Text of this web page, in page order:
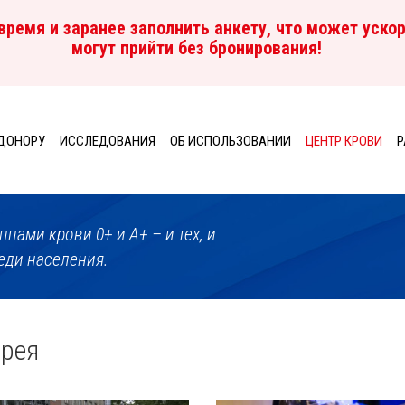
и заранее заполнить анкету, что может
могут прийти без бронирования!
ИССЛЕДОВАНИЯ ОБ ИСПОЛЬЗОВАНИИ ЦЕНТР КРОВИ
крови 0+ и A+ – и тех, и
населения.